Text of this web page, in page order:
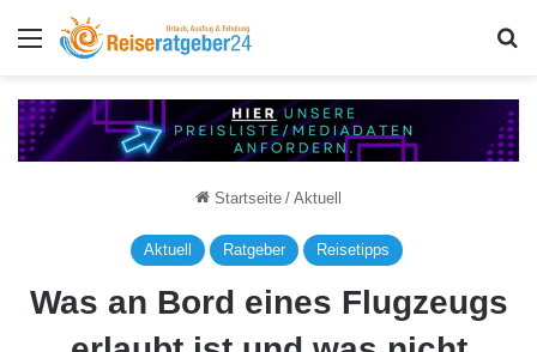
Menü
Startseite / Aktuell
Aktuell Ratgeber Reisetipps
Was an Bord eines Flugzeugs